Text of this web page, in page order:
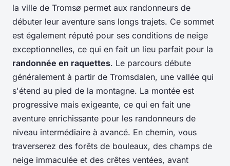
la ville de Tromsø permet aux randonneurs de
débuter leur aventure sans longs trajets. Ce sommet
est également réputé pour ses conditions de neige
exceptionnelles, ce qui en fait un lieu parfait pour la
randonnée en raquettes. Le parcours débute
généralement à partir de Tromsdalen, une vallée qui
s'étend au pied de la montagne. La montée est
progressive mais exigeante, ce qui en fait une
aventure enrichissante pour les randonneurs de
niveau intermédiaire à avancé. En chemin, vous
traverserez des forêts de bouleaux, des champs de
neige immaculée et des crêtes ventées, avant